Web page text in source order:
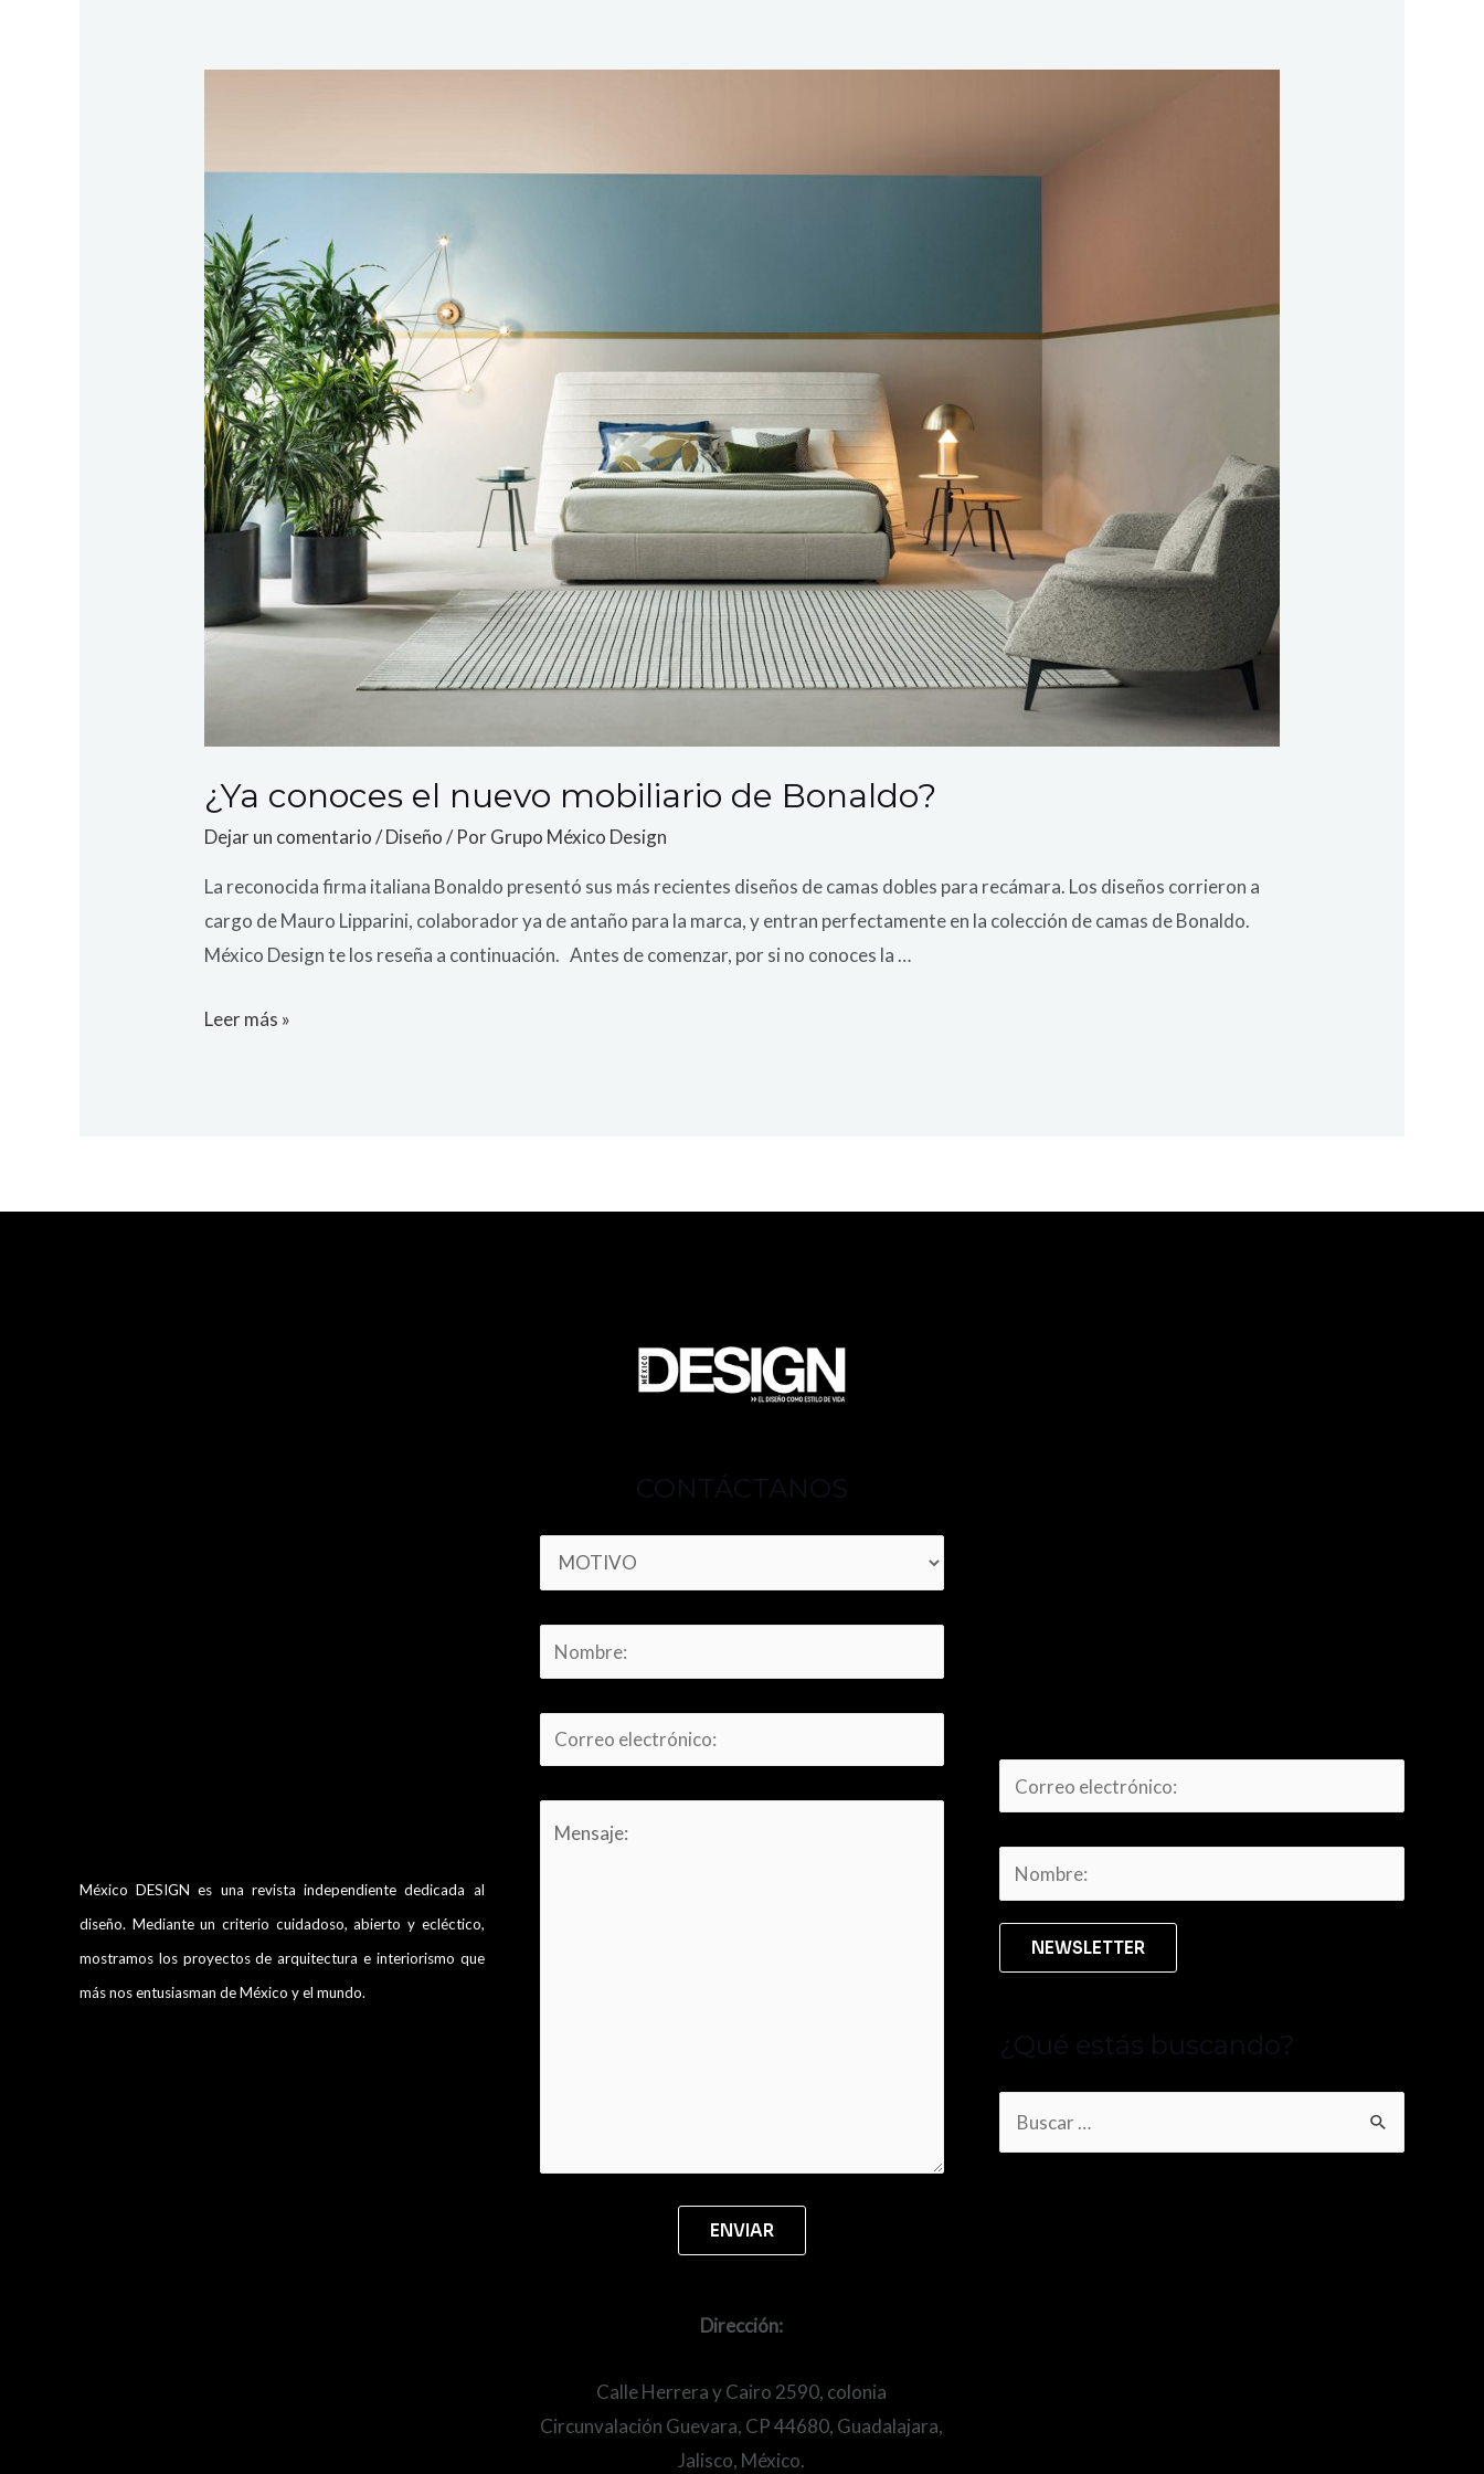
¿Ya conoces el nuevo mobiliario de Bonaldo?
Dejar un comentario /Diseño/ PorGrupo México Design
La reconocida firma italiana Bonaldo presentó sus más recientes diseños de camas dobles para recámara. Los diseños corrieron a
cargo de Mauro Lipparini, colaborador ya de antaño para la marca, y entran perfectamente en la colección de camas de Bonaldo.
México Design te los reseña a continuación. Antes de comenzar, por si no conoces la …
Leer más »
México DESIGN es una revista independiente dedicada al
diseño. Mediante un criterio cuidadoso, abierto y ecléctico,
mostramos los proyectos de arquitectura e interiorismo que
más nos entusiasman de México y el mundo.
CONTÁCTANOS
Dirección:
Calle Herrera y Cairo 2590, colonia
Circunvalación Guevara, CP 44680, Guadalajara,
Jalisco, México.
¿Qué estás buscando?